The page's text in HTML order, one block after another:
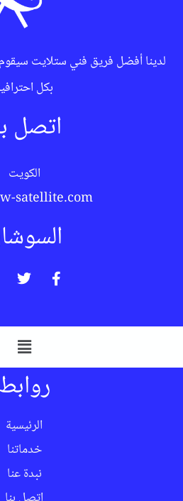
لدينا أفضل فريق فني ستلايت
بكل
اتصل
الكويت
satellite.com
الرئيسية
خدماتنا
نبدة عنا